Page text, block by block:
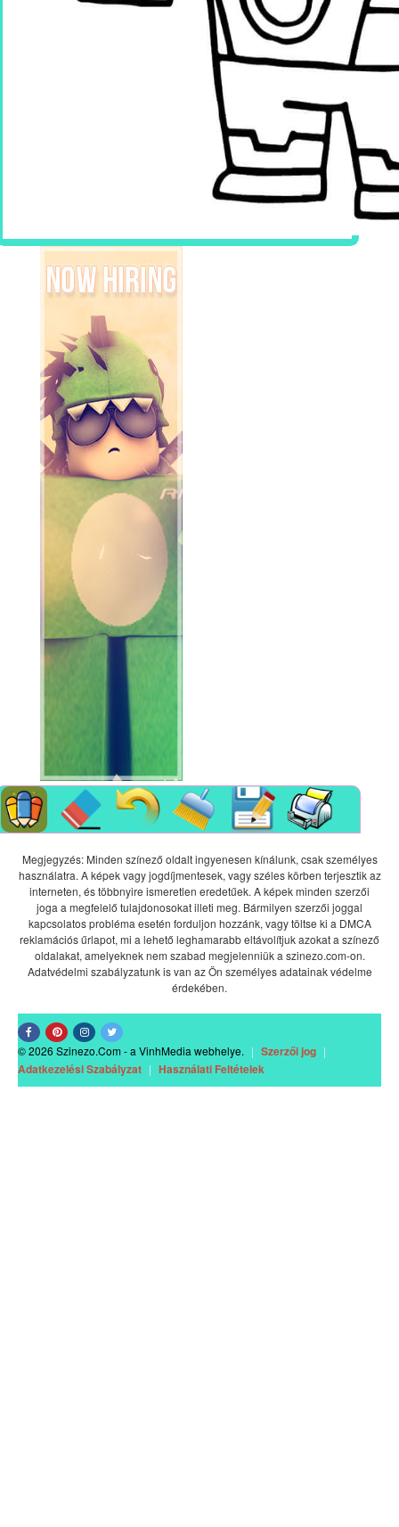
Megjegyzés: Minden színező oldalt ingyenesen kínálunk, csak személyes
használatra. A képek vagy jogdíjmentesek, vagy széles körben terjesztik az
interneten, és többnyire ismeretlen eredetűek. A képek minden szerzői
joga a megfelelő tulajdonosokat illeti meg. Bármilyen szerzői joggal
kapcsolatos probléma esetén forduljon hozzánk, vagy töltse ki a DMCA
reklamációs űrlapot, mi a lehető leghamarabb eltávolítjuk azokat a színező
oldalakat, amelyeknek nem szabad megjelenniük a szinezo.com-on.
Adatvédelmi szabályzatunk is van az Ön személyes adatainak védelme
érdekében.
© 2026 Szinezo.Com - a VinhMedia webhelye. | Szerzői jog |
Adatkezelési Szabályzat | Használati Feltételek